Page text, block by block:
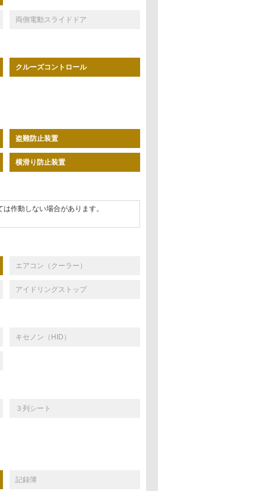
両側電動スライドドア
クルーズコントロール
盗難防止装置
横滑り防止装置
作動しない場合があります。
エアコン（クーラー）
アイドリングストップ
キセノン（HID）
３列シート
記録簿